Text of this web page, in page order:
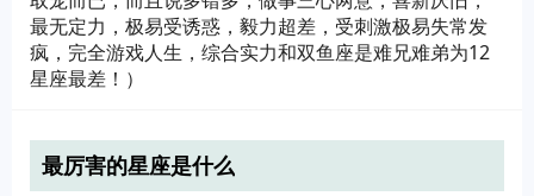
最无定力，极易受诱惑，毅力超差，受刺激极易失常发
疯，完全游戏人生，综合实力和双鱼座是难兄难弟为12
星座最差！）
最厉害的星座是什么